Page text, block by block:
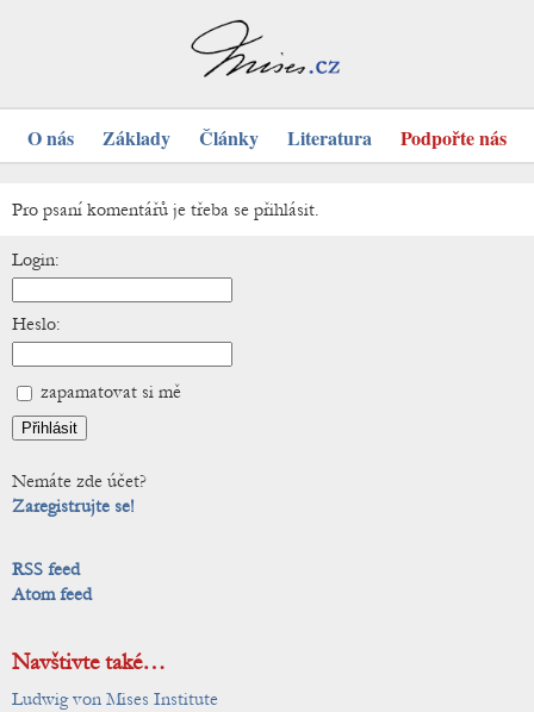
O nás Základy Články Literatura Podpořte nás
Pro psaní komentářů je třeba se přihlásit.
Login:
Heslo:
zapamatovat si mě
Nemáte zde účet?
Zaregistrujte se!
RSS feed
Atom feed
Navštivte také…
Ludwig von Mises Institute